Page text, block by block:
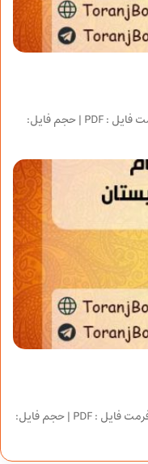
درس: علوم | پایه : اوّل| تعداد صفحات:28 فرمت فایل : PDF | حجم فایل:
درس: ریاضی | پایه : اوّل| تعداد صفحات:179 فرمت فایل : PDF | حجم فایل: